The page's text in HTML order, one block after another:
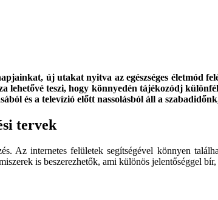
új utakat nyitva az egészséges életmód
lehetővé teszi, hogy könnyedén tájékozódj
és a televízió előtt nassolásból áll a
tervek
Az internetes felületek segítségével könnyen
is beszerezhetők, ami különös jelentőséggel